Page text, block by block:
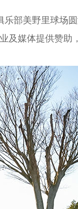
部美野里球场
及媒体提供赞助